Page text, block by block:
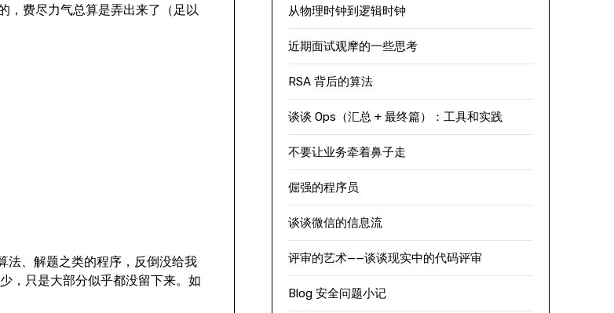
费尽力气总算是弄出来了（足以
法、解题之类的程序，反倒没给我
，只是大部分似乎都没留下来。如
从物理时钟到逻辑时钟
近期面试观摩的一些思考
RSA 背后的算法
谈谈 Ops（汇总 + 最终篇）：工具和实践
不要让业务牵着鼻子走
倔强的程序员
谈谈微信的信息流
评审的艺术——谈谈现实中的代码评审
Blog 安全问题小记